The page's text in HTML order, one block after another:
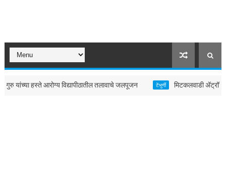
हस्ते आरोग्य विद्यापीठातील तलावाचे जलपूजन मिटकलवाडी ॲट्रॉसिटी